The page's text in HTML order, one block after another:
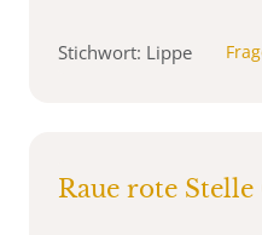
Stichwort: Lippe
Raue rote Stelle